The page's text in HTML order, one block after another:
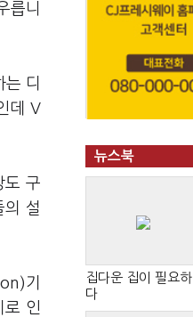
릅니
디
데 V
도 구
의 설
기
로 인
뉴스북
집다운 집이 필요하
다